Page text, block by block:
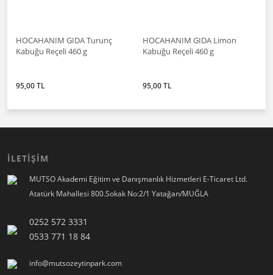
HOCAHANIM GIDA Turunç
Kabuğu Reçeli 460 g
95,00 TL
HOCAHANIM GIDA Limon
Kabuğu Reçeli 460 g
95,00 TL
İLETİŞİM
MUTSO Akademi Eğitim ve Danışmanlık Hizmetleri E-Ticaret Ltd.
Atatürk Mahallesi 800.Sokak No:2/1 Yatağan/MUĞLA
0252 572 3331
0533 771 18 84
info@mutsozeytinpark.com